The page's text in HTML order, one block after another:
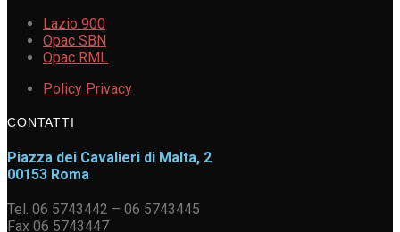
Lazio 900
Opac SBN
Opac RML
Policy Privacy
CONTATTI
Piazza dei Cavalieri di Malta, 2
00153 Roma
Tel. 06 5743442 – 06 5743445
Fax 06 5743447